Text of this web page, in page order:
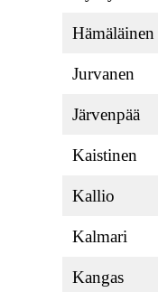
Hämäläinen
Jurvanen
Järvenpää
Kaistinen
Kallio
Kalmari
Kangas